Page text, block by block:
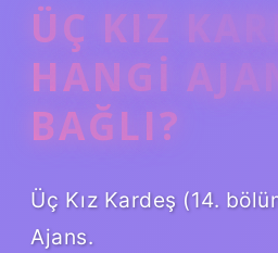
ÜÇ KIZ
HANGI
BAĞLI?
Üç Kız Kardeş (14.
Ajans.